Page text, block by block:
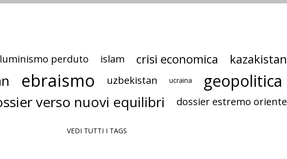
perduto islam crisi economica kazakistan
ebraismo uzbekistan ucraina geopolitica
verso nuovi equilibri dossier estremo oriente
VEDI TUTTI I TAGS